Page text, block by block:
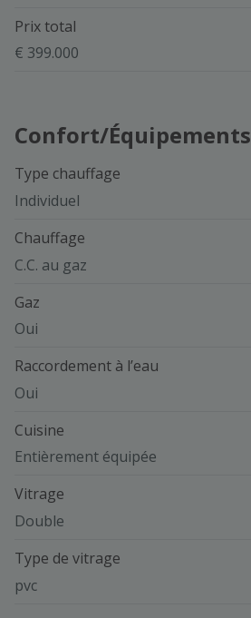
Prix total
€ 399.000
Confort/Équipements
Type chauffage
Individuel
Chauffage
C.C. au gaz
Gaz
Oui
Raccordement à l’eau
Oui
Cuisine
Entièrement équipée
Vitrage
Double
Type de vitrage
pvc